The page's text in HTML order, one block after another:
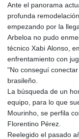
Ante el panorama
profunda
empezando por la
Arbeloa no pudo
técnico Xabi Alonso,
enfrentamiento con
"No conseguí
brasileño.
La búsqueda de un
equipo, para lo que
Mourinho, se perfila
Florentino Pérez.
Reelegido el pasado